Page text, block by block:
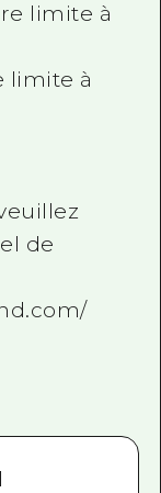
limite à
limite à
de